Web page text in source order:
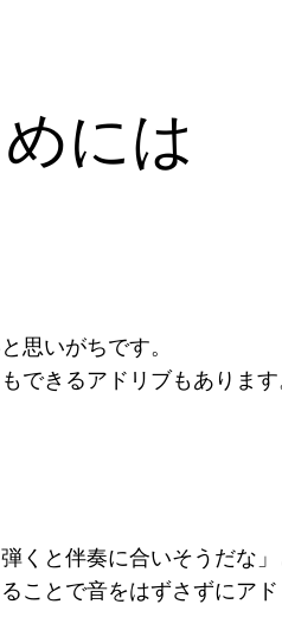
には
思いがちです。
できるアドリブもあります
と伴奏に合いそうだな
ことで音をはずさずにアド